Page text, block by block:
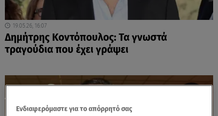
19.05.26, 16:07
Δημήτρης Κοντόπουλος: Τα γνωστά
τραγούδια που έχει γράψει
Ενδιαφερόμαστε για το απόρρητό σας